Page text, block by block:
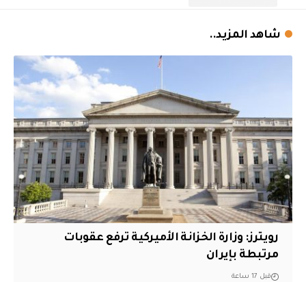
شاهد المزيد..
‏رويترز: وزارة الخزانة الأميركية ترفع عقوبات
مرتبطة بإيران
قبل 17 ساعة